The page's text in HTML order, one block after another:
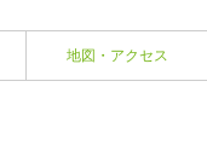
地図・アクセス